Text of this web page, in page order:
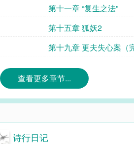
第十一章 “复生之法”
第十五章 狐妖2
第十九章 更夫失心案（
查看更多章节...
诗行日记